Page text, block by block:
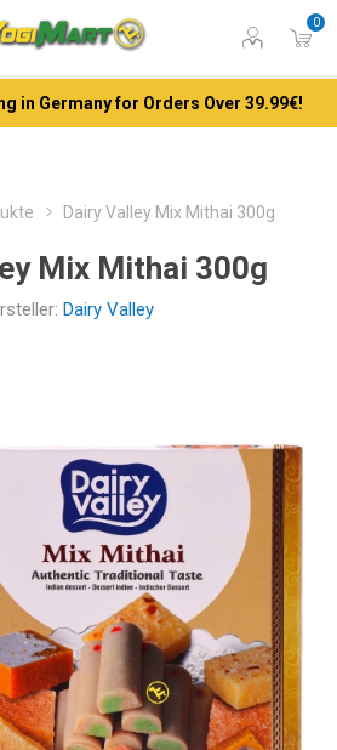
0
in Germany for Orders Over 39.99€!
Dairy Valley Mix Mithai 300g
Mix Mithai 300g
Dairy Valley